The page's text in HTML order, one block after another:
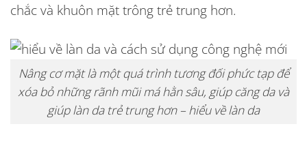
chắc và khuôn mặt trông trẻ trung hơn.
Nâng cơ mặt là một quá trình tương đối phức tạp để
xóa bỏ những rãnh mũi má hằn sâu, giúp căng da và
giúp làn da trẻ trung hơn – hiểu về làn da